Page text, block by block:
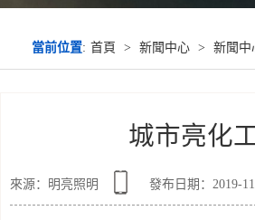
當前位置: 首頁 > 新聞中心 > 新聞中
城市亮化
來源：明亮照明 發布日期：2019-